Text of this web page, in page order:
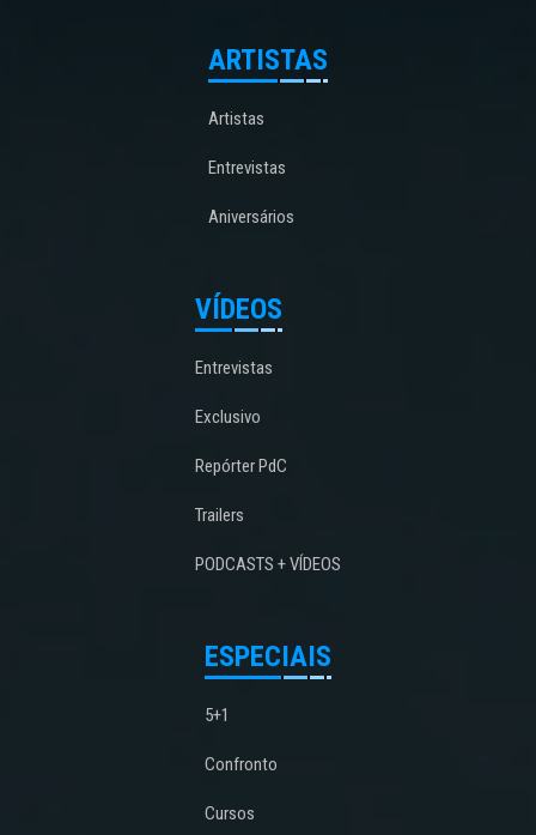
ARTISTAS
Artistas
Entrevistas
Aniversários
VÍDEOS
Entrevistas
Exclusivo
Repórter PdC
Trailers
PODCASTS + VÍDEOS
ESPECIAIS
5+1
Confronto
Cursos